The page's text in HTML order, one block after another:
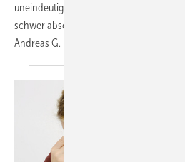
uneindeutigen und schwankenden
schwer abschätzbaren Folgen
Andreas G.